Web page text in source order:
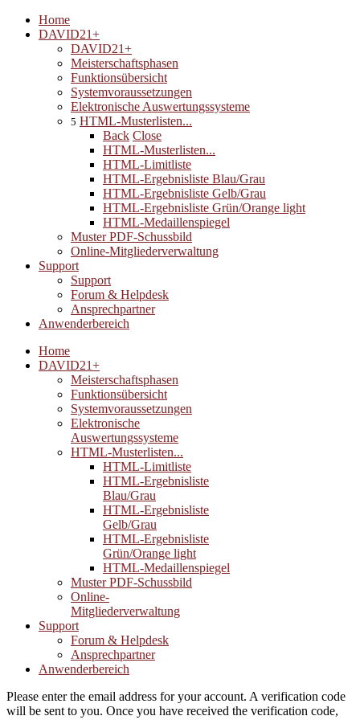
Home
DAVID21+
DAVID21+
Meisterschaftsphasen
Funktionsübersicht
Systemvoraussetzungen
Elektronische Auswertungssysteme
5 HTML-Musterlisten...
Back Close
HTML-Musterlisten...
HTML-Limitliste
HTML-Ergebnisliste Blau/Grau
HTML-Ergebnisliste Gelb/Grau
HTML-Ergebnisliste Grün/Orange light
HTML-Medaillenspiegel
Muster PDF-Schussbild
Online-Mitgliederverwaltung
Support
Support
Forum & Helpdesk
Ansprechpartner
Anwenderbereich
Home
DAVID21+
Meisterschaftsphasen
Funktionsübersicht
Systemvoraussetzungen
Elektronische
Auswertungssysteme
HTML-Musterlisten...
HTML-Limitliste
HTML-Ergebnisliste
Blau/Grau
HTML-Ergebnisliste
Gelb/Grau
HTML-Ergebnisliste
Grün/Orange light
HTML-Medaillenspiegel
Muster PDF-Schussbild
Online-
Mitgliederverwaltung
Support
Forum & Helpdesk
Ansprechpartner
Anwenderbereich
Please enter the email address for your account. A verification code
will be sent to you. Once you have received the verification code,